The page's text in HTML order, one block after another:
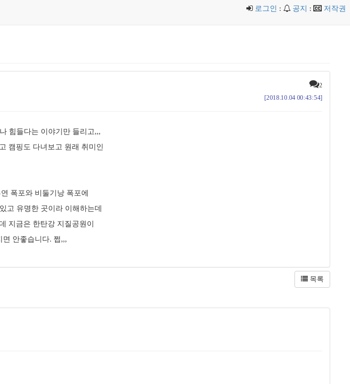
로그인 : 공지 : 저작권
2
[2018.10.04 00:43:54]
힘들다는 이야기만 들리고,,,
캠핑도 다녀보고 원래 취미인
폭포와 비둘기낭 폭포에
고 유명한 곳이라 이해하는데
지금은 한탄강 지질공원이
안좋습니다. 쩝,,,
목록